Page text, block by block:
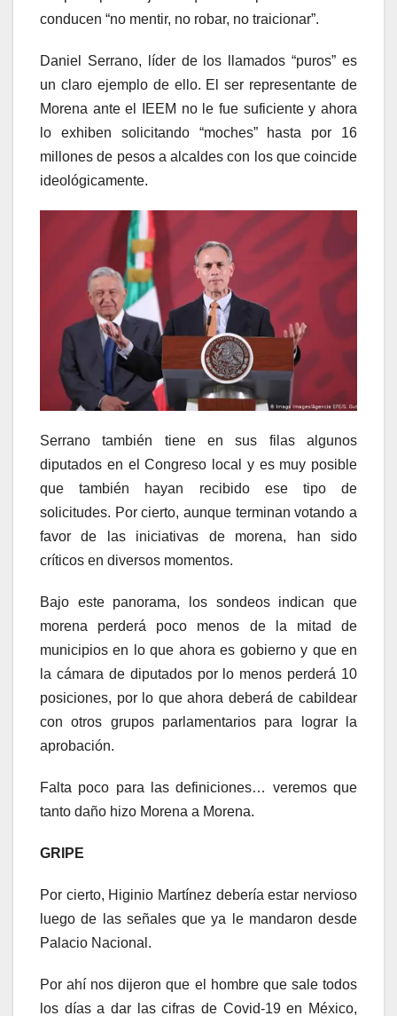
conducen “no mentir, no robar, no traicionar”.
Daniel Serrano, líder de los llamados “puros” es
un claro ejemplo de ello. El ser representante de
Morena ante el IEEM no le fue suficiente y ahora
lo exhiben solicitando “moches” hasta por 16
millones de pesos a alcaldes con los que coincide
ideológicamente.
Serrano también tiene en sus filas algunos
diputados en el Congreso local y es muy posible
que también hayan recibido ese tipo de
solicitudes. Por cierto, aunque terminan votando a
favor de las iniciativas de morena, han sido
críticos en diversos momentos.
Bajo este panorama, los sondeos indican que
morena perderá poco menos de la mitad de
municipios en lo que ahora es gobierno y que en
la cámara de diputados por lo menos perderá 10
posiciones, por lo que ahora deberá de cabildear
con otros grupos parlamentarios para lograr la
aprobación.
Falta poco para las definiciones… veremos que
tanto daño hizo Morena a Morena.
GRIPE
Por cierto, Higinio Martínez debería estar nervioso
luego de las señales que ya le mandaron desde
Palacio Nacional.
Por ahí nos dijeron que el hombre que sale todos
los días a dar las cifras de Covid-19 en México,